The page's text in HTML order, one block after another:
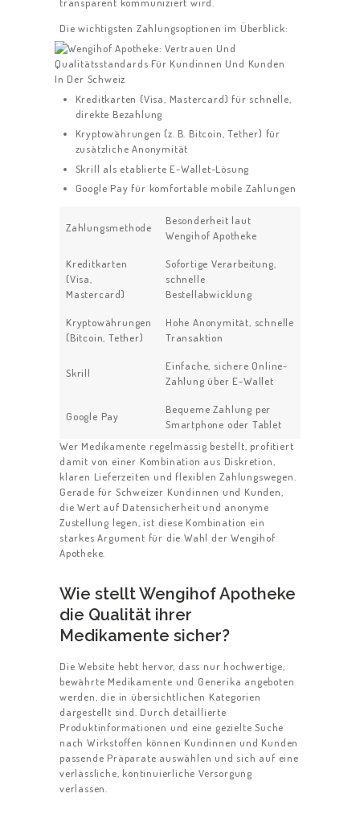
transparent kommuniziert wird.
Die wichtigsten Zahlungsoptionen im Überblick:
Kreditkarten (Visa, Mastercard) für schnelle,
direkte Bezahlung
Kryptowährungen (z. B. Bitcoin, Tether) für
zusätzliche Anonymität
Skrill als etablierte E-Wallet-Lösung
Google Pay für komfortable mobile Zahlungen
Zahlungsmethode
Besonderheit laut
Wengihof Apotheke
Kreditkarten
(Visa,
Mastercard)
Sofortige Verarbeitung,
schnelle
Bestellabwicklung
Kryptowährungen
(Bitcoin, Tether)
Hohe Anonymität, schnelle
Transaktion
Skrill
Einfache, sichere Online-
Zahlung über E-Wallet
Google Pay
Bequeme Zahlung per
Smartphone oder Tablet
Wer Medikamente regelmässig bestellt, profitiert
damit von einer Kombination aus Diskretion,
klaren Lieferzeiten und flexiblen Zahlungswegen.
Gerade für Schweizer Kundinnen und Kunden,
die Wert auf Datensicherheit und anonyme
Zustellung legen, ist diese Kombination ein
starkes Argument für die Wahl der Wengihof
Apotheke.
Wie stellt Wengihof Apotheke
die Qualität ihrer
Medikamente sicher?
Die Website hebt hervor, dass nur hochwertige,
bewährte Medikamente und Generika angeboten
werden, die in übersichtlichen Kategorien
dargestellt sind. Durch detaillierte
Produktinformationen und eine gezielte Suche
nach Wirkstoffen können Kundinnen und Kunden
passende Präparate auswählen und sich auf eine
verlässliche, kontinuierliche Versorgung
verlassen.